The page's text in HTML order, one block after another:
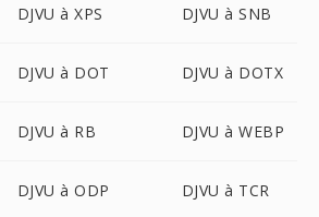
DJVU à XPS DJVU à SNB
DJVU à DOT DJVU à DOTX
DJVU à RB DJVU à WEBP
DJVU à ODP DJVU à TCR